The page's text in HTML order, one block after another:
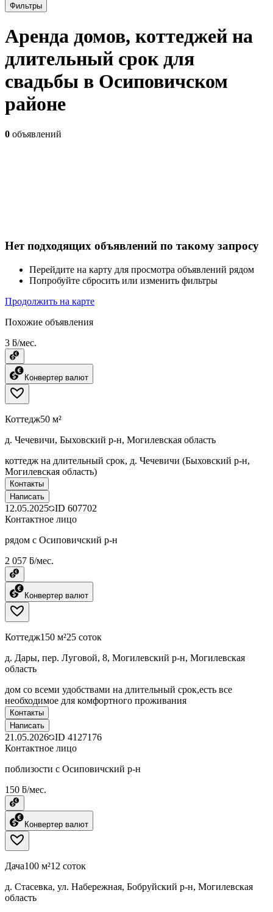
Фильтры
Аренда домов, коттеджей на
длительный срок для
свадьбы в Осиповичском
районе
0 объявлений
Нет подходящих объявлений по такому запросу
Перейдите на карту для просмотра объявлений рядом
Попробуйте сбросить или изменить фильтры
Продолжить на карте
Похожие объявления
3 ƃ/мес.
Конвертер валют
Коттедж50 м²
д. Чечевичи, Быховский р-н, Могилевская область
коттедж на длительный срок, д. Чечевичи (Быховский р-н,
Могилевская область)
Контакты
Написать
12.05.2025 ID 607702
Контактное лицо
рядом с Осиповичский р-н
2 057 ƃ/мес.
Конвертер валют
Коттедж150 м²25 соток
д. Дары, пер. Луговой, 8, Могилевский р-н, Могилевская
область
дом со всеми удобствами на длительный срок,есть все
необходимое для комфортного проживания
Контакты
Написать
21.05.2026 ID 4127176
Контактное лицо
поблизости с Осиповичский р-н
150 ƃ/мес.
Конвертер валют
Дача100 м²12 соток
д. Стасевка, ул. Набережная, Бобруйский р-н, Могилевская
область